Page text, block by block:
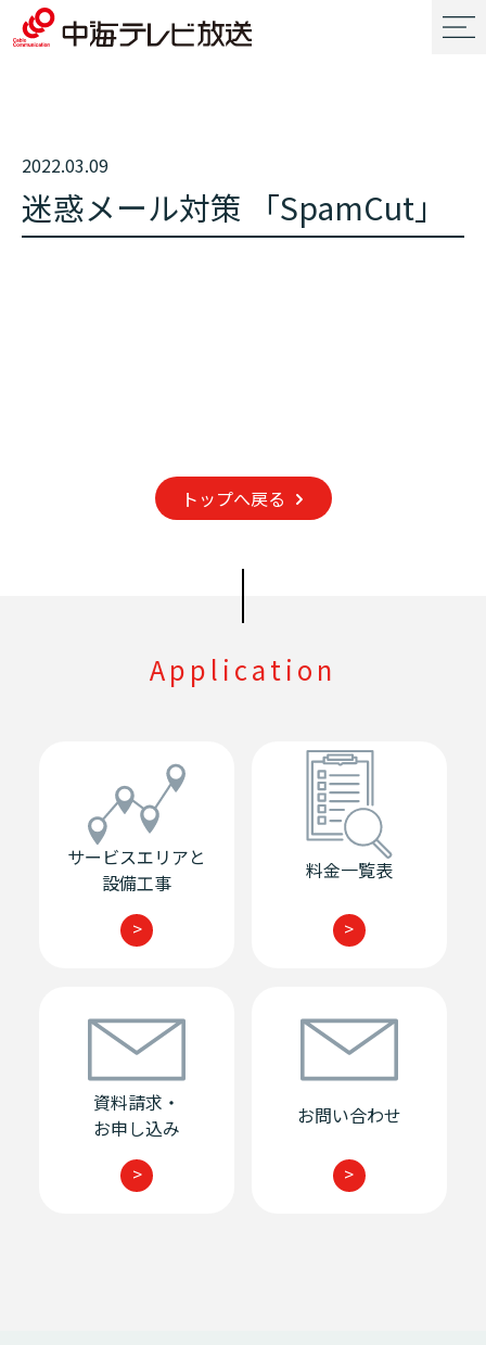
2022.03.09
迷惑メール対策 「SpamCut」
トップへ戻る
Application
サービスエリアと
設備工事
>
料金一覧表
>
資料請求・
お申し込み
>
お問い合わせ
>